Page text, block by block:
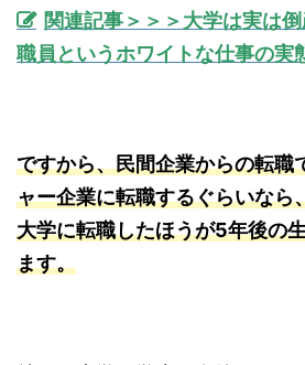
関連記事＞＞＞大学は実は
職員というホワイトな仕事の実
ですから、民間企業からの転職
ャー企業に転職するぐらいなら
大学に転職したほうが5年後の
ます。